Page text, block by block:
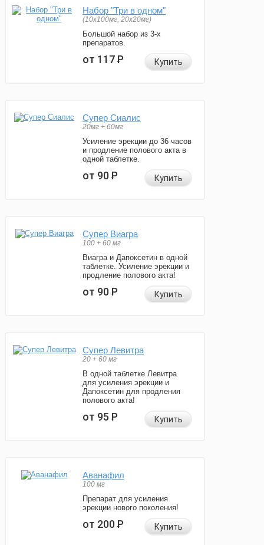
Набор "Три в одном"
(10x100мг, 20x20мг)
Большой набор из 3-х
препаратов.
от 117Р Купить
Супер Сиалис
20мг + 60мг
Усиление эрекции до 36 часов
и продление полового акта в
одной таблетке.
от 90Р Купить
Супер Виагра
100 + 60 мг
Виагра и Дапоксетин в одной
таблетке. Усиление эрекции и
продление полового акта!
от 90Р Купить
Супер Левитра
20 + 60 мг
В одной таблетке Левитра
для усиления эрекции и
Дапоксетин для продления
полового акта!
от 95Р Купить
Аванафил
100 мг
Препарат для усиления
эрекции нового поколения!
от 200Р Купить